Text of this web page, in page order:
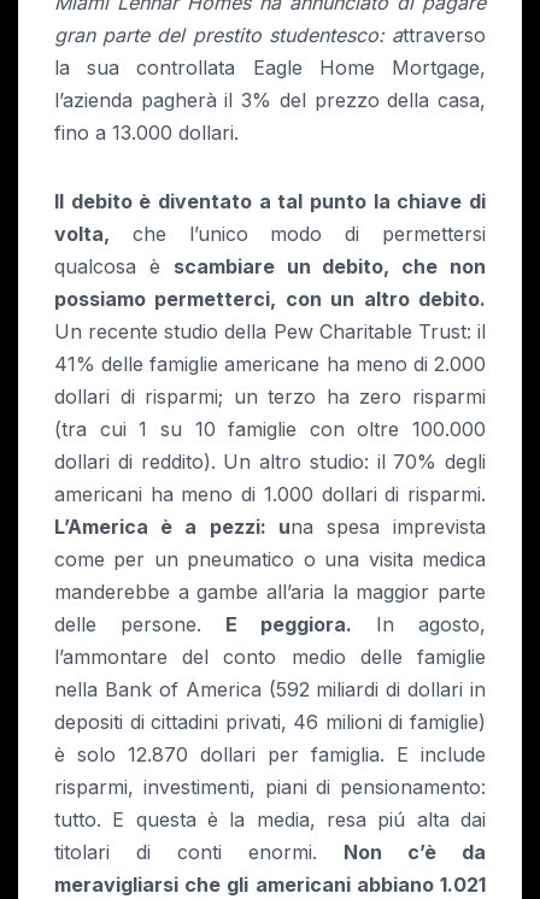
gran parte del prestito studentesco: attraverso
la sua controllata Eagle Home Mortgage,
l’azienda pagherà il 3% del prezzo della casa,
fino a 13.000 dollari.
Il debito è diventato a tal punto la chiave di
volta, che l’unico modo di permettersi
qualcosa è scambiare un debito, che non
possiamo permetterci, con un altro debito.
Un recente studio della Pew Charitable Trust: il
41% delle famiglie americane ha meno di 2.000
dollari di risparmi; un terzo ha zero risparmi
(tra cui 1 su 10 famiglie con oltre 100.000
dollari di reddito). Un altro studio: il 70% degli
americani ha meno di 1.000 dollari di risparmi.
L’America è a pezzi: una spesa imprevista
come per un pneumatico o una visita medica
manderebbe a gambe all’aria la maggior parte
delle persone. E peggiora. In agosto,
l’ammontare del conto medio delle famiglie
nella Bank of America (592 miliardi di dollari in
depositi di cittadini privati, 46 milioni di famiglie)
è solo 12.870 dollari per famiglia. E include
risparmi, investimenti, piani di pensionamento:
tutto. E questa è la media, resa piú alta dai
titolari di conti enormi. Non c’è da
meravigliarsi che gli americani abbiano 1.021